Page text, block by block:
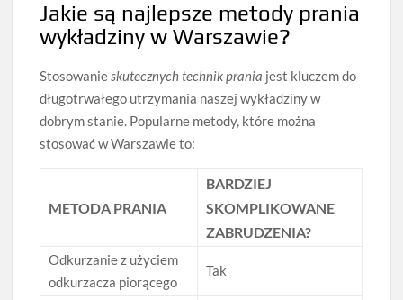
Jakie są najlepsze metody prania
wykładziny w Warszawie?
Stosowanieskutecznych technik prania jest kluczem do
długotrwałego utrzymania naszej wykładziny w
dobrym stanie. Popularne metody, które można
stosować w Warszawie to:
METODA PRANIA
BARDZIEJ
SKOMPLIKOWANE
ZABRUDZENIA?
Odkurzanie z użyciem
odkurzacza piorącego
Tak